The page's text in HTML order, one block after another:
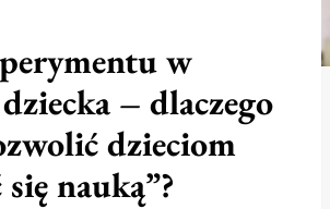
w
– dlaczego
dzieciom
nauką”?